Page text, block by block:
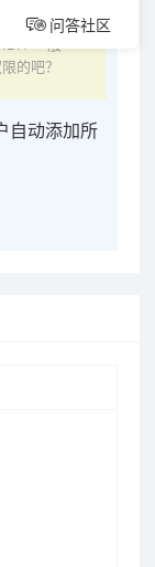
一般
的吧？
自动添加所
问答社区